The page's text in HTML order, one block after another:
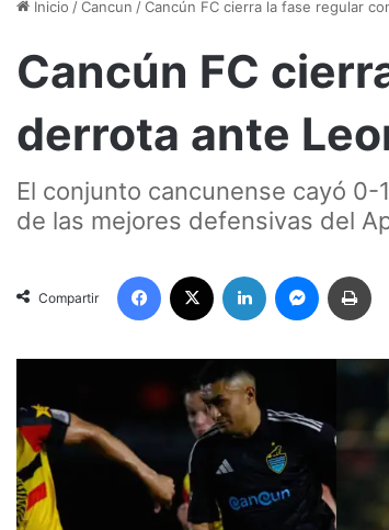
Inicio /Cancun /Cancún FC cierra la fase regular
Cancún FC
derrota ante
El conjunto cancunense cayó
de las mejores defensivas del
Compartir
Facebook LinkedIn Messenger